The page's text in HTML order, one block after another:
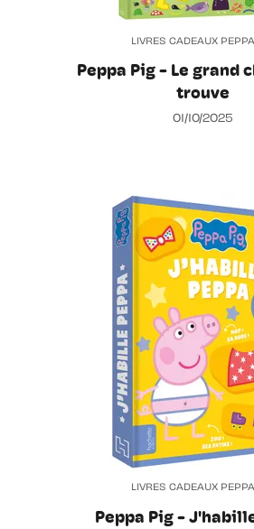
LIVRES CADEAUX
Peppa Pig - Le grand
trouve
01/10/2025
LIVRES CADEAUX
Peppa Pig -